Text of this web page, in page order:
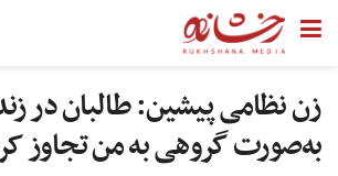
زن نظامی پیشین: طالبان در
به‌صورت گروهی به من تجاوز